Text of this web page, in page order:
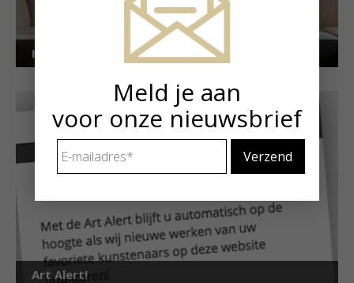
Kunstuitleen voor particulieren
Art Alert!
Meld je aan
voor onze nieuwsbrief
mailadres *